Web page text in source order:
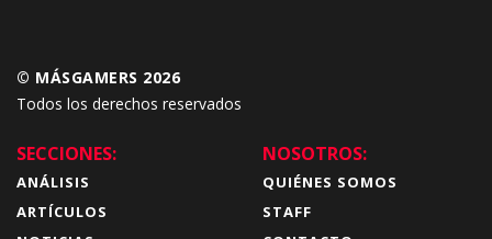
© MÁSGAMERS 2026
Todos los derechos reservados
SECCIONES:
ANÁLISIS
ARTÍCULOS
NOSOTROS:
QUIÉNES SOMOS
STAFF